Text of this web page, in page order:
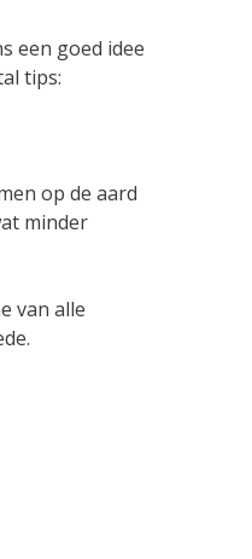
een goed idee
tips:
op de aard
minder
van alle